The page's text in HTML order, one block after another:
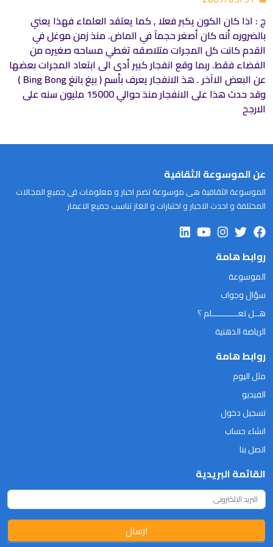
ج : اذا كان الكون يكبر فعلا , كما يعتقد العلماء فهذا يعني
بالضروره أنه كان أصغر حجمآ في الماض. منذ زمن موغل في
القدم كانت كل المجرات متلاصقه تغطي مساحه صغيره من
الفضاء فقط. ربما وقع انفجار كبير أدى الى ابتعاد المجرات بعضها
عن البعض الاآخر . هذ الانفجار يعرف بأسم ( بيغ بانغBing Bong
)
وقد حدث هذا على الانفجار منذ حوالي 15000 مليون سنه على
الارجح
عن الموسوعة الثقافية
الموسوعة الثقافية هى موسوعة تضم اخبار و معلومات فى جميع المجالات
المختلفة و احدث الاخبار و اختبارات و الغاز تناسب جميع الاعمار
روابط هامة
الموسوعة
سؤال وجواب
هــل تعـــــــــــلم ؟
الرياضة الذهنية
روابط هامة
مثل اليوم
الفيديو
تسجيل دخول
انشاء حساب
اتصل بنا
القائمة البريدية
ارسال